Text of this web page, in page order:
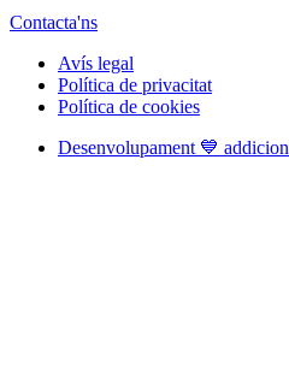
Contacta'ns
Avís legal
Política de privacitat
Política de cookies
Desenvolupament 💙